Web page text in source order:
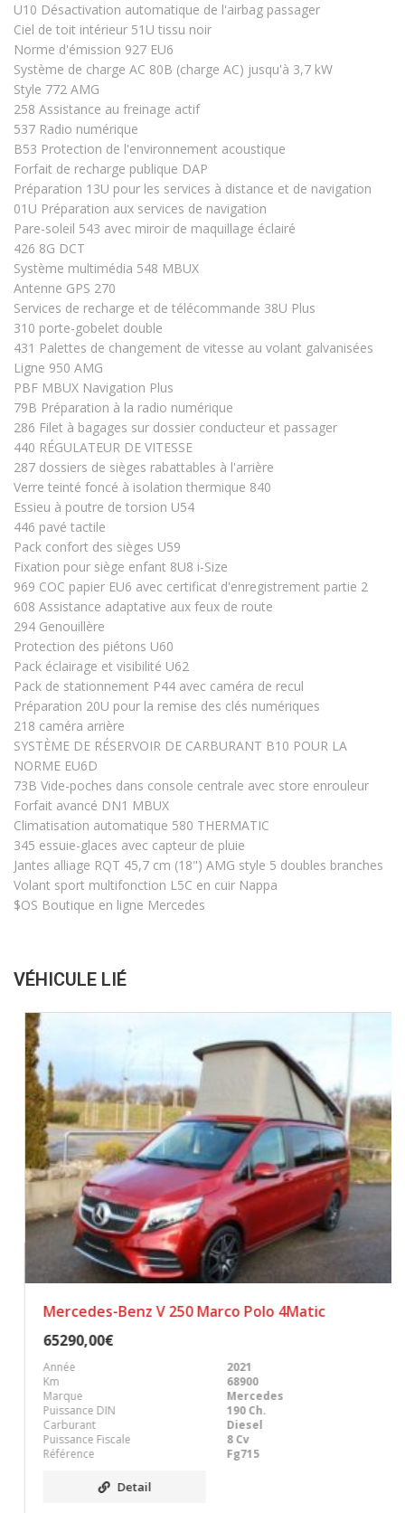
U10 Désactivation automatique de l'airbag passager
Ciel de toit intérieur 51U tissu noir
Norme d'émission 927 EU6
Système de charge AC 80B (charge AC) jusqu'à 3,7 kW
Style 772 AMG
258 Assistance au freinage actif
537 Radio numérique
B53 Protection de l'environnement acoustique
Forfait de recharge publique DAP
Préparation 13U pour les services à distance et de navigation
01U Préparation aux services de navigation
Pare-soleil 543 avec miroir de maquillage éclairé
426 8G DCT
Système multimédia 548 MBUX
Antenne GPS 270
Services de recharge et de télécommande 38U Plus
310 porte-gobelet double
431 Palettes de changement de vitesse au volant galvanisées
Ligne 950 AMG
PBF MBUX Navigation Plus
79B Préparation à la radio numérique
286 Filet à bagages sur dossier conducteur et passager
440 RÉGULATEUR DE VITESSE
287 dossiers de sièges rabattables à l'arrière
Verre teinté foncé à isolation thermique 840
Essieu à poutre de torsion U54
446 pavé tactile
Pack confort des sièges U59
Fixation pour siège enfant 8U8 i-Size
969 COC papier EU6 avec certificat d'enregistrement partie 2
608 Assistance adaptative aux feux de route
294 Genouillère
Protection des piétons U60
Pack éclairage et visibilité U62
Pack de stationnement P44 avec caméra de recul
Préparation 20U pour la remise des clés numériques
218 caméra arrière
SYSTÈME DE RÉSERVOIR DE CARBURANT B10 POUR LA
NORME EU6D
73B Vide-poches dans console centrale avec store enrouleur
Forfait avancé DN1 MBUX
Climatisation automatique 580 THERMATIC
345 essuie-glaces avec capteur de pluie
Jantes alliage RQT 45,7 cm (18") AMG style 5 doubles branches
Volant sport multifonction L5C en cuir Nappa
$OS Boutique en ligne Mercedes
VÉHICULE LIÉ
Mercedes-Benz V 250 Marco Polo 4Matic
65290,00€
Année
2021
Km
68900
Marque
Mercedes
Puissance DIN
190 Ch.
Carburant
Diesel
Puissance Fiscale
8 Cv
Référence
Fg715
Detail